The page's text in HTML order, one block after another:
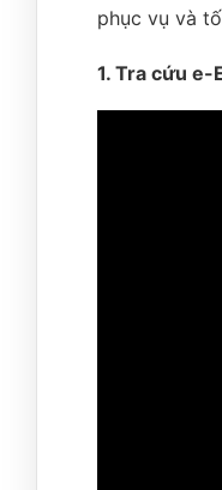
phục vụ và
1. Tra cứu e-